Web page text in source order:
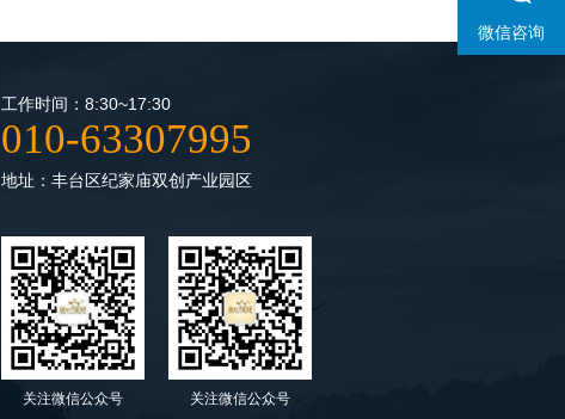
微信咨询
工作时间：8:30~17:30
010-63307995
地址：丰台区纪家庙双创产业园区
关注微信公众号 关注微信公众号